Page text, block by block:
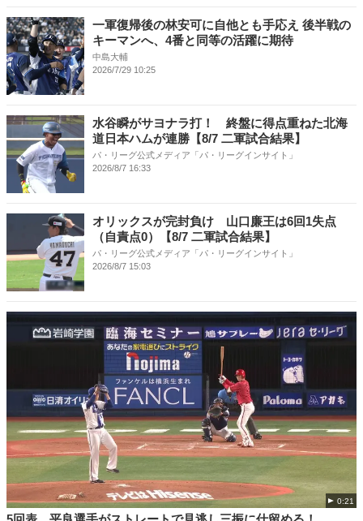
一軍復帰後の林安可に自他とも手応え 後半戦の
キーマンへ、4番と同等の活躍に期待
中島大輔
2026/7/29 10:25
水谷瞬がサヨナラ打！ 終盤に得点重ねた北海
道日本ハムが連勝【8/7 二軍試合結果】
パ・リーグ公式メディア「パ・リーグインサイト」
2026/8/7 16:33
オリックスが完封負け 山口廉王は6回1失点
（自責点0）【8/7 二軍試合結果】
パ・リーグ公式メディア「パ・リーグインサイト」
2026/8/7 15:03
0:21